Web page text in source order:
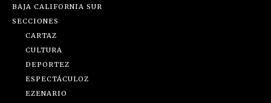
BAJA CALIFORNIA SUR
SECCIONES
CARTAZ
CULTURA
DEPORTEZ
ESPECTÁCULOZ
EZENARIO